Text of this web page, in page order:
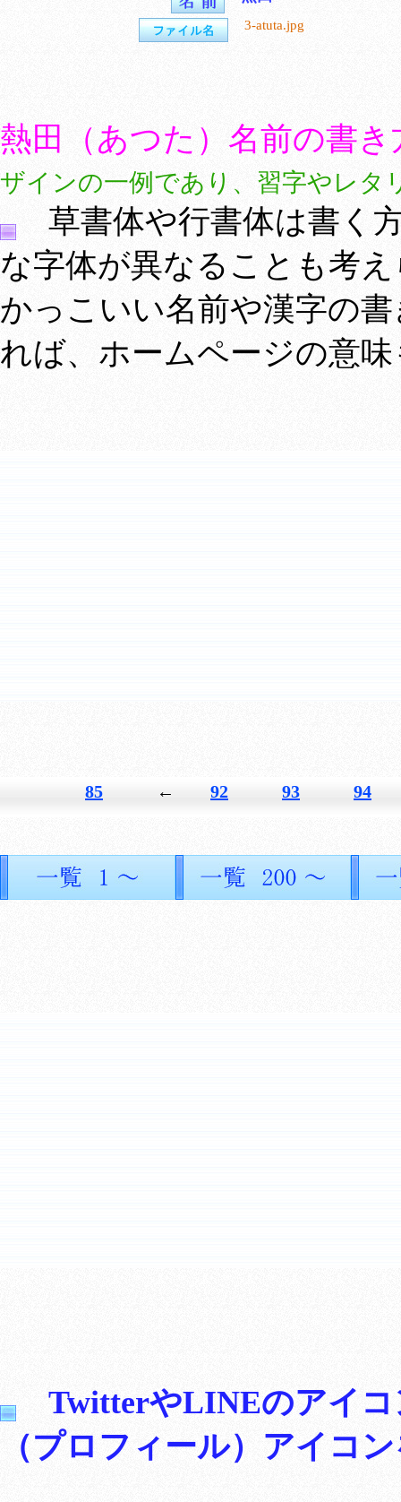
3-atuta.jpg
熱田（あつた）名前の書
ザインの一例であり、習字やレタ
草書体や行書体は書く
な字体が異なることも考
かっこいい名前や漢字の
れば、ホームページの意
85 ← 92 93 94
TwitterやLINEのアイ
（プロフィール）アイコ